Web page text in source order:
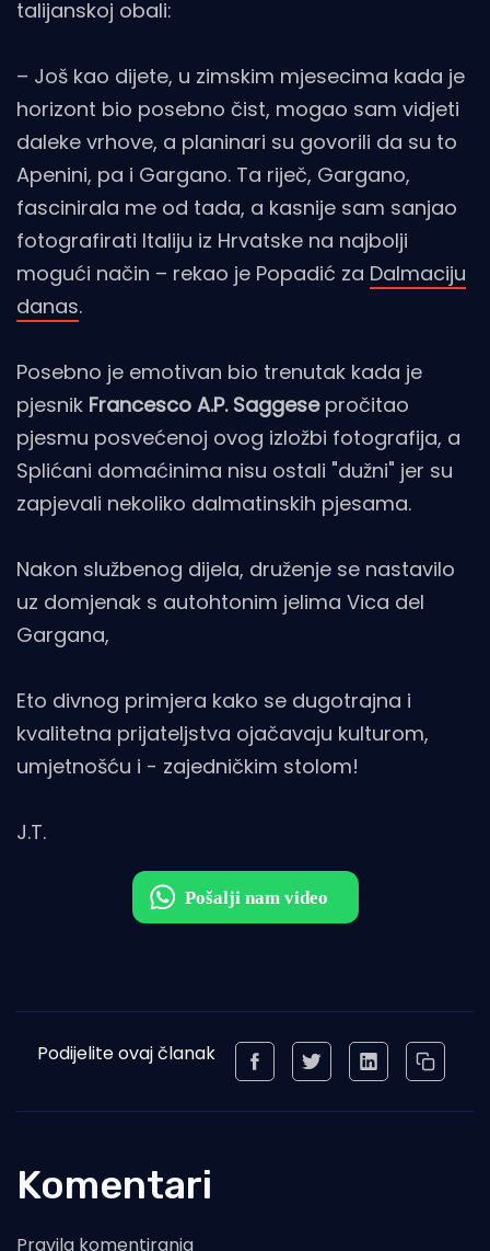
talijanskoj obali:
– Još kao dijete, u zimskim mjesecima kada je
horizont bio posebno čist, mogao sam vidjeti
daleke vrhove, a planinari su govorili da su to
Apenini, pa i Gargano. Ta riječ, Gargano,
fascinirala me od tada, a kasnije sam sanjao
fotografirati Italiju iz Hrvatske na najbolji
mogući način – rekao je Popadić za Dalmaciju
danas.
Posebno je emotivan bio trenutak kada je
pjesnik Francesco A.P. Saggesepročitao
pjesmu posvećenoj ovog izložbi fotografija, a
Splićani domaćinima nisu ostali "dužni" jer su
zapjevali nekoliko dalmatinskih pjesama.
Nakon službenog dijela, druženje se nastavilo
uz domjenak s autohtonim jelima Vica del
Gargana,
Eto divnog primjera kako se dugotrajna i
kvalitetna prijateljstva ojačavaju kulturom,
umjetnošću i - zajedničkim stolom!
J.T.
Podijelite ovaj članak
Komentari
Pravila komentiranja